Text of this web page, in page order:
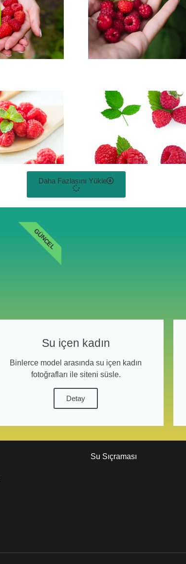
Daha Fazlasını Yükle
Su içen kadın
Binlerce model arasında su içen kadın
fotoğrafları ile siteni süsle.
Detay
GÜNCEL
Su Sıçraması